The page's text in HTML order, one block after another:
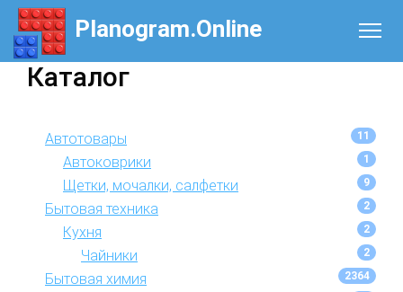
Planogram.Online
Каталог
Автотовары 11
Автоковрики 1
Щетки, мочалки, салфетки 9
Бытовая техника 2
Кухня 2
Чайники 2
Бытовая химия 2364